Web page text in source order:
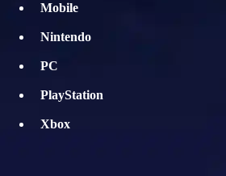
Mobile
Nintendo
PC
PlayStation
Xbox